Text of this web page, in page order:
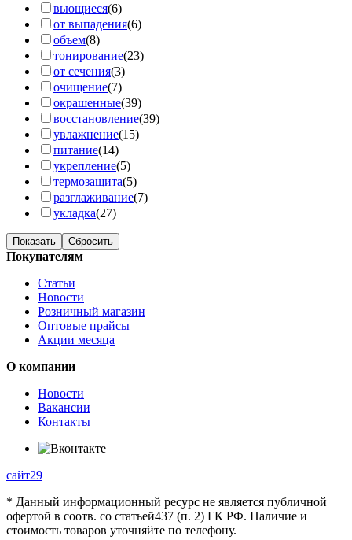
вьющиеся(6)
от выпадения(6)
объем(8)
тонирование(23)
от сечения(3)
очищение(7)
окрашенные(39)
восстановление(39)
увлажнение(15)
питание(14)
укрепление(5)
термозащита(5)
разглаживание(7)
укладка(27)
Показать Сбросить
Покупателям
Статьи
Новости
Розничный магазин
Оптовые прайсы
Акции месяца
О компании
Новости
Вакансии
Контакты
сайт29
* Данный информационный ресурс не является публичной
офертой в соотв. со статьей437 (п. 2) ГК РФ. Наличие и
стоимость товаров уточняйте по телефону.